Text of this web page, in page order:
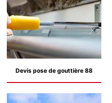
Devis pose de gouttière 88